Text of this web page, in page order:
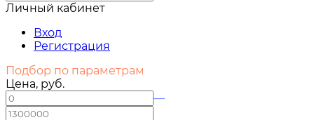
Личный кабинет
Вход
Регистрация
Подбор по параметрам
Цена, руб.
—